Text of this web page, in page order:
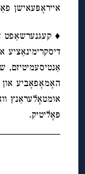
אייראָפּעאישן
♦ קעגנערשאַפט
דיסקרימינאַציע
האָמאָפאָביע און
אומטאָלעראַנץ
פּאָליטיק.